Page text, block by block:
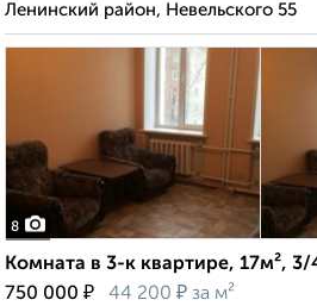
Ленинский район, Невельского 55
8
Комната в 3-к квартире, 17м²,
750 000 ₽ 44 200 ₽ за м²